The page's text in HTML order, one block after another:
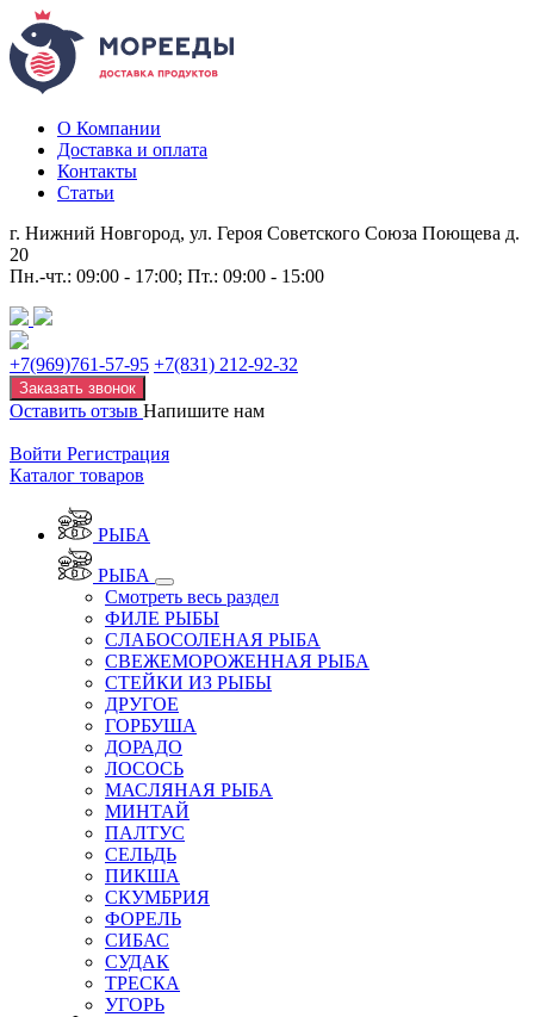
О Компании
Доставка и оплата
Контакты
Статьи
г. Нижний Новгород, ул. Героя Советского Союза Поющева д.
20
Пн.-чт.: 09:00 - 17:00; Пт.: 09:00 - 15:00
+7(969)761-57-95 +7(831) 212-92-32
Заказать звонок
Оставить отзыв Напишите нам
Войти Регистрация
Каталог товаров
РЫБА
РЫБА
Смотреть весь раздел
ФИЛЕ РЫБЫ
СЛАБОСОЛЕНАЯ РЫБА
СВЕЖЕМОРОЖЕННАЯ РЫБА
СТЕЙКИ ИЗ РЫБЫ
ДРУГОЕ
ГОРБУША
ДОРАДО
ЛОСОСЬ
МАСЛЯНАЯ РЫБА
МИНТАЙ
ПАЛТУС
СЕЛЬДЬ
ПИКША
СКУМБРИЯ
ФОРЕЛЬ
СИБАС
СУДАК
ТРЕСКА
УГОРЬ